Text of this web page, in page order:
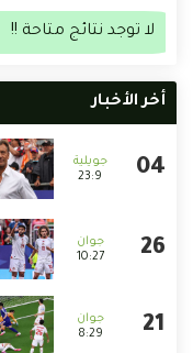
لا توجد نتائج متاحة !!
أخر الأخبار
23:9
10:27
8:29